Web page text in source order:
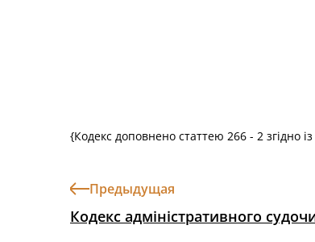
{Кодекс доповнено статтею 266 - 2 згідно
Предыдущая
Кодекс адміністративного